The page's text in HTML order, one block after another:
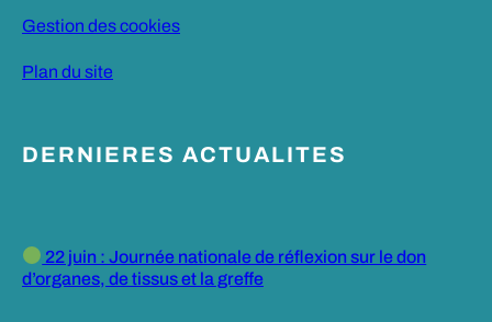
Gestion des cookies
Plan du site
DERNIERES ACTUALITES
22 juin : Journée nationale de réflexion sur le don
d’organes, de tissus et la greffe